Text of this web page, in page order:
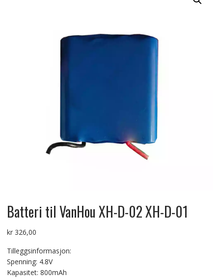
Batteri til VanHou XH-D-02 XH-D-01
kr326,00
Tilleggsinformasjon:
Spenning: 4.8V
Kapasitet: 800mAh